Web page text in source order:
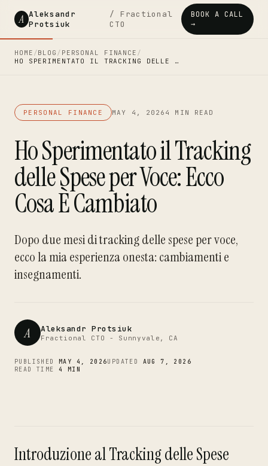
A Aleksandr
Protsiuk
/ Fractional
CTO
BOOK A CALL
→
HOME /BLOG / PERSONAL FINANCE /
HO SPERIMENTATO IL TRACKING DELLE …
PERSONAL FINANCE MAY 4, 2026 4 MIN READ
Ho Sperimentato il Tracking
delle Spese per Voce: Ecco
Cosa È Cambiato
Dopo due mesi di tracking delle spese per voce,
ecco la mia esperienza onesta: cambiamenti e
insegnamenti.
A Aleksandr Protsiuk
Fractional CTO - Sunnyvale, CA
PUBLISHED MAY 4, 2026UPDATED AUG 7, 2026
READ TIME 4 MIN
Introduzione al Tracking delle Spese